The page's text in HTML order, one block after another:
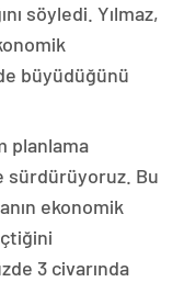
söyledi. Yılmaz,
büyüdüğünü
planlama
sürdürüyoruz. Bu
ekonomik
3 civarında